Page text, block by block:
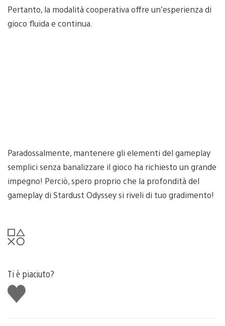
Pertanto, la modalità cooperativa offre un’esperienza di
gioco fluida e continua.
Paradossalmente, mantenere gli elementi del gameplay
semplici senza banalizzare il gioco ha richiesto un grande
impegno! Perciò, spero proprio che la profondità del
gameplay di Stardust Odyssey si riveli di tuo gradimento!
Ti è piaciuto?
Mi
piace